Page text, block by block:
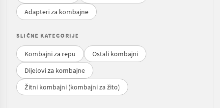
Adapteri za kombajne
SLIČNE KATEGORIJE
Kombajni za repu
Ostali kombajni
Dijelovi za kombajne
Žitni kombajni (kombajni za žito)